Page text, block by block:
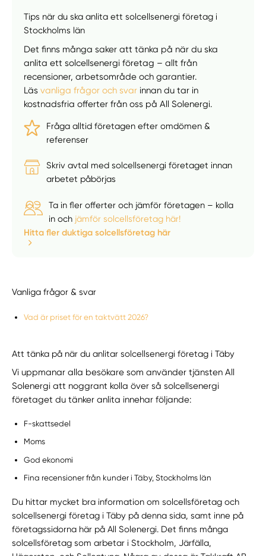
Välj tillvägagångssätt
Tips när du ska anlita ett solcellsenergi företag i
Stockholms län
Det finns många saker att tänka på när du ska
anlita ett solcellsenergi företag – allt från
recensioner, arbetsområde och garantier.
Läsvanliga frågor och svar innan du tar in
kostnadsfria offerter från oss på All Solenergi.
Fråga alltid företagen efter omdömen &
referenser
Skriv avtal med solcellsenergi företaget innan
arbetet påbörjas
Ta in fler offerter och jämför företagen – kolla
in och jämför solcellsföretag här!
Hitta fler duktiga solcellsföretag här
Vanliga frågor & svar
Vad är priset för en taktvätt 2026?
Att tänka på när du anlitar solcellsenergi företag i Täby
Vi uppmanar alla besökare som använder tjänsten All
Solenergi att noggrant kolla över så solcellsenergi
företaget du tänker anlita innehar följande:
F-skattsedel
Moms
God ekonomi
Fina recensioner från kunder i Täby, Stockholms län
Du hittar mycket bra information om solcellsföretag och
solcellsenergi företag i Täby på denna sida, samt inne på
företagssidorna här på All Solenergi. Det finns många
solcellsföretag som arbetar i Stockholm, Järfälla,